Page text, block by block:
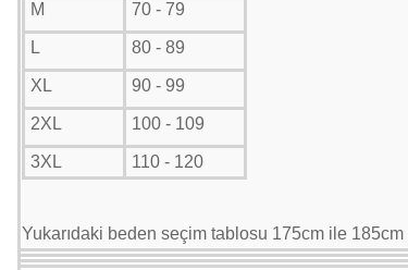
M 70 - 79
L 80 - 89
XL 90 - 99
2XL 100 - 109
3XL 110 - 120
Yukarıdaki beden seçim tablosu 175cm ile 185cm